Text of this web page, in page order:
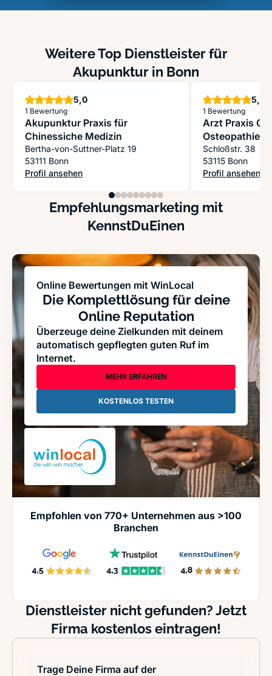
Weitere Top Dienstleister für
Akupunktur in Bonn
5,0Sterne
1 Bewertung
Akupunktur Praxis für
Chinessiche Medizin
Bertha-von-Suttner-Platz 19
53111 Bonn
Profil ansehen
: Akupunktur Praxis für Chinessiche Medizin
5,0
1 Bewertung
Arzt Praxis
Osteopathie,
Therapie,
Schloßstr. 38
53115 Bonn
Profil ansehen
: Arzt Praxis
Empfehlungsmarketing mit
KennstDuEinen
Online Bewertungen mit WinLocal
Die Komplettlösung für deine
Online Reputation
Überzeuge deine Zielkunden mit deinem
automatisch gepflegten guten Ruf im
Internet.
MEHR ERFAHREN
KOSTENLOS TESTEN
Empfohlen von 770+ Unternehmen aus >100
Branchen
Dienstleister nicht gefunden? Jetzt
Firma kostenlos eintragen!
Trage Deine Firma auf der